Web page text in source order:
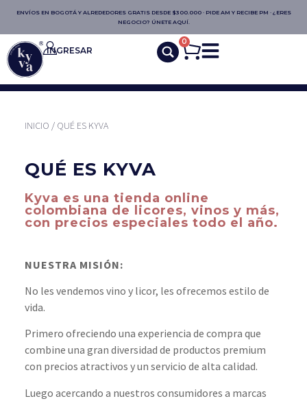
ENVÍOS EN BOGOTÁ Y ALREDEDORES GRATIS DESDE $300.000 · PIDE AM Y RECIBE PM · ¿ERES
NEGOCIO? ÚNETE AQUÍ.
INGRESAR
0
INICIO / QUÉ ES KYVA
QUÉ ES KYVA
Kyva es una tienda online
colombiana de licores, vinos y más,
con precios especiales todo el año.
NUESTRA MISIÓN:
No les vendemos vino y licor, les ofrecemos estilo de
vida.
Primero ofreciendo una experiencia de compra que
combine una gran diversidad de productos premium
con precios atractivos y un servicio de alta calidad.
Luego acercando a nuestros consumidores a marcas